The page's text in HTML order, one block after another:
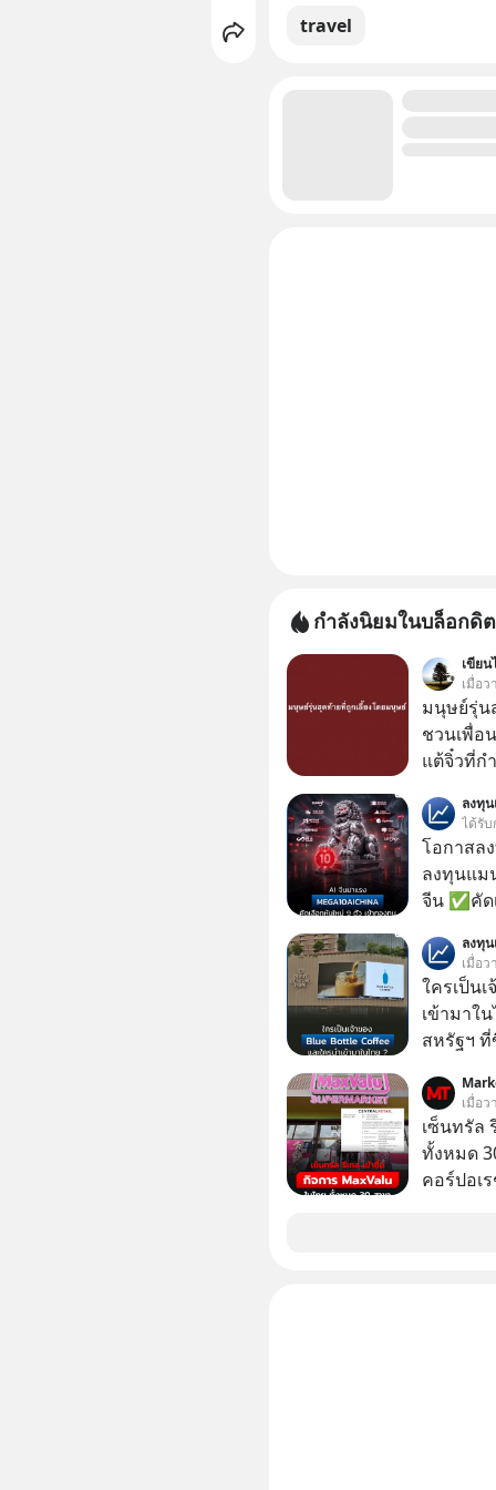
travel
กำลังนิยมในบล็อกดิต
เขียน
เมื่อ
มนุษย์รุ่น
ชวนเพื่อน
แต้จิ๋วที่ก
อยากดูมาก ด้วยเพราะว่าอากงก็มาจาก
ก็พูดแต้จิ๋
เด็ก
ลงทุ
ได้รั
โอกาสล
ลงทุนแม
จีน ✅คัด
ความจำ
ภาษี
ประเทศ
ลงทุ
เมื่อว
ใครเป็น
เข้ามาใ
สหรัฐฯ
เมื่อว
เซ็นทรัล
ทั้งหมด
คอร์ปอเ